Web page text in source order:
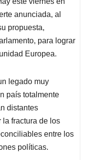
anunciada, al
propuesta,
para lograr
Europea.
legado muy
país totalmente
distantes
la fractura de los
entre los
políticas.